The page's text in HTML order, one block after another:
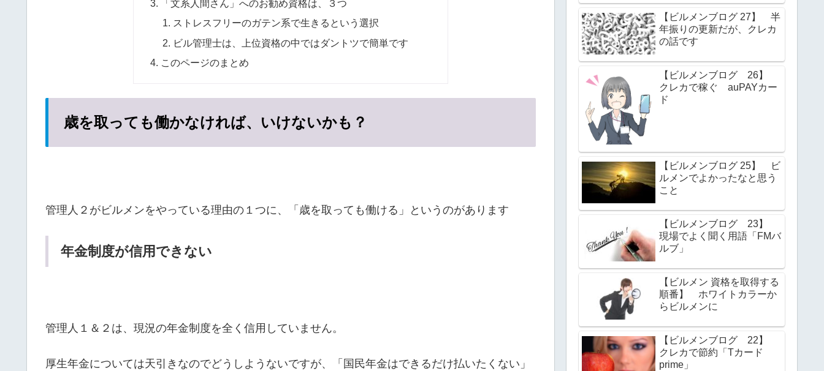
「文系人間さん」へのお勧め資格は、３つ
ストレスフリーのガテン系で生きるという選択
ビル管理士は、上位資格の中ではダントツで簡単です
このページのまとめ
歳を取っても働かなければ、いけないかも？
管理人２がビルメンをやっている理由の１つに、「歳を取っても働ける」というのがあります
年金制度が信用できない
管理人１＆２は、現況の年金制度を全く信用していません。
厚生年金については天引きなのでどうしようないですが、「国民年金はできるだけ払いたくない」
【ビルメンブログ 27】 半
年振りの更新だが、クレカ
の話です
【ビルメンブログ 26】
クレカで稼ぐ auPAYカー
ド
【ビルメンブログ 25】 ビ
ルメンでよかったなと思う
こと
【ビルメンブログ 23】
現場でよく聞く用語「FMバ
ルブ」
【ビルメン 資格を取得する
順番】 ホワイトカラーか
らビルメンに
【ビルメンブログ 22】
クレカで節約「Tカード
prime」